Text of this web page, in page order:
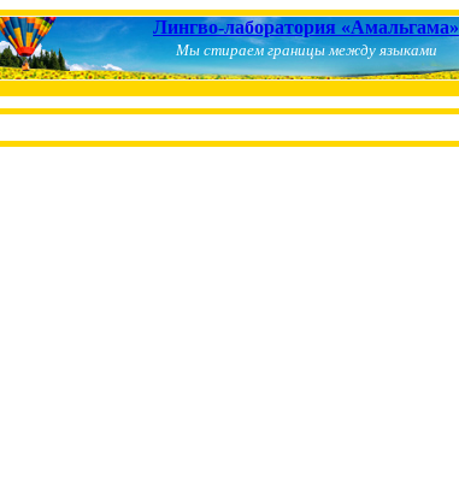
Лингво-лаборатория «Амальгама»
Мы стираем границы между языками